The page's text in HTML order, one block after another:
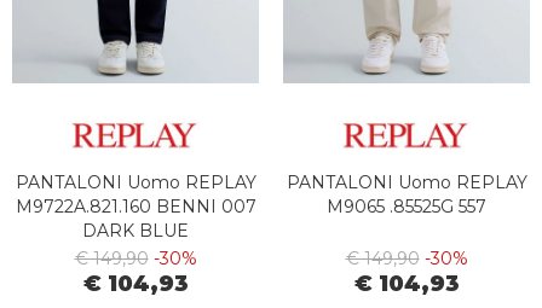
PANTALONI Uomo REPLAY
M9722A.821.160 BENNI 007
DARK BLUE
€ 149,90 -30%
€ 104,93
PANTALONI Uomo REPLAY
M9065 .85525G 557
€ 149,90 -30%
€ 104,93